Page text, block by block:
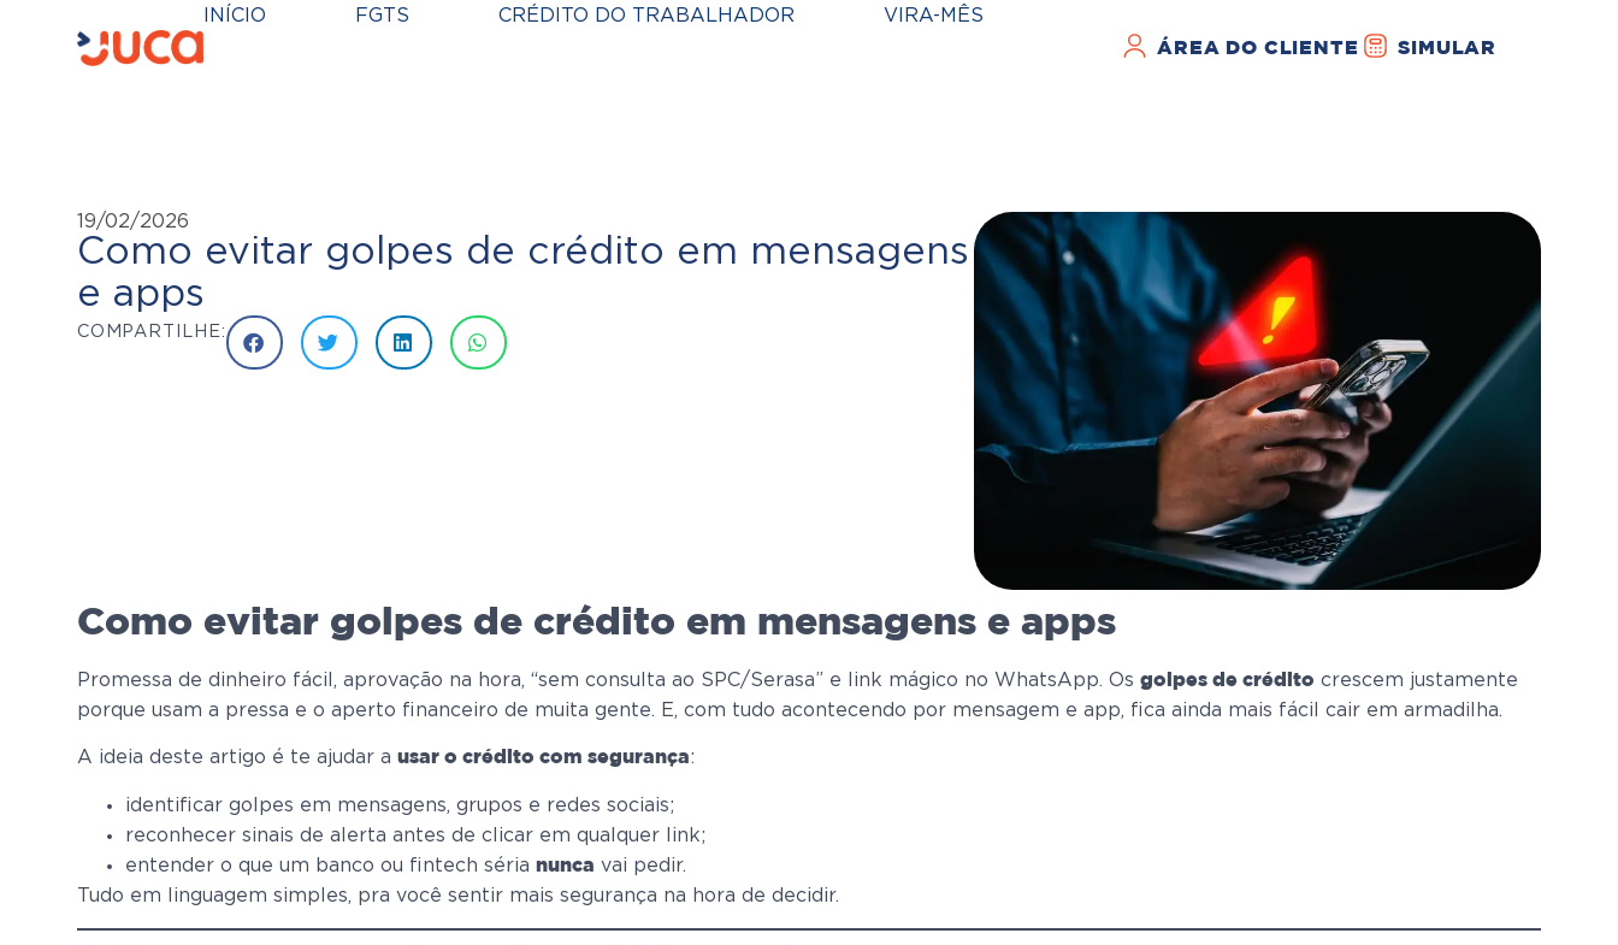
INÍCIO FGTS CRÉDITO DO TRABALHADOR VIRA-MÊS
ÁREA DO CLIENTE SIMULAR
19/02/2026
Como evitar golpes de crédito em mensagens
e apps
COMPARTILHE:
Como evitar golpes de crédito em mensagens e apps
Promessa de dinheiro fácil, aprovação na hora, “sem consulta ao SPC/Serasa” e link mágico no WhatsApp. Os golpes de crédito crescem justamente
porque usam a pressa e o aperto financeiro de muita gente. E, com tudo acontecendo por mensagem e app, fica ainda mais fácil cair em armadilha.
A ideia deste artigo é te ajudar a usar o crédito com segurança:
identificar golpes em mensagens, grupos e redes sociais;
reconhecer sinais de alerta antes de clicar em qualquer link;
entender o que um banco ou fintech séria nunca vai pedir.
Tudo em linguagem simples, pra você sentir mais segurança na hora de decidir.